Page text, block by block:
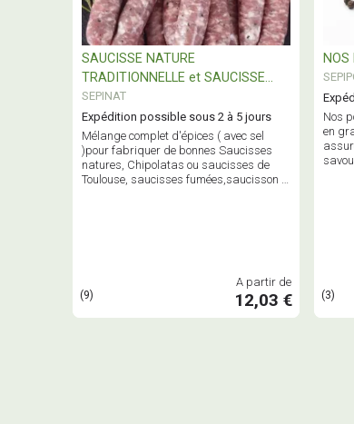
SAUCISSE NATURE
TRADITIONNELLE et SAUCISSE
FUMÉE - Mélange complet d'Épices
SEPINAT
Expédition possible sous 2 à 5 jours
Mélange complet d'épices ( avec sel
)pour fabriquer de bonnes Saucisses
natures, Chipolatas ou saucisses de
Toulouse, saucisses fumées,saucisson à
(9)
A partir de
12,03 €
NOS
Nos
en
(3)